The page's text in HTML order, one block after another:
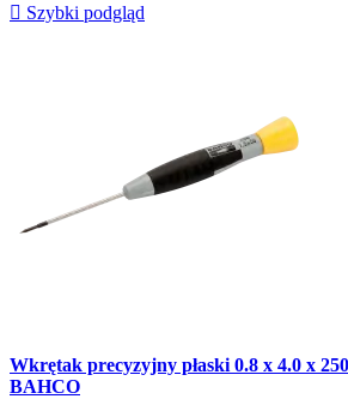
 Szybki podgląd
Wkrętak precyzyjny płaski 0.8 x 4.0 x
BAHCO